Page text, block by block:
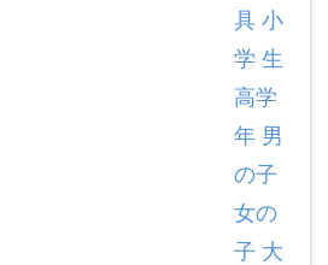
具 小
学 生
高学
年 男
の子
女の
子 大